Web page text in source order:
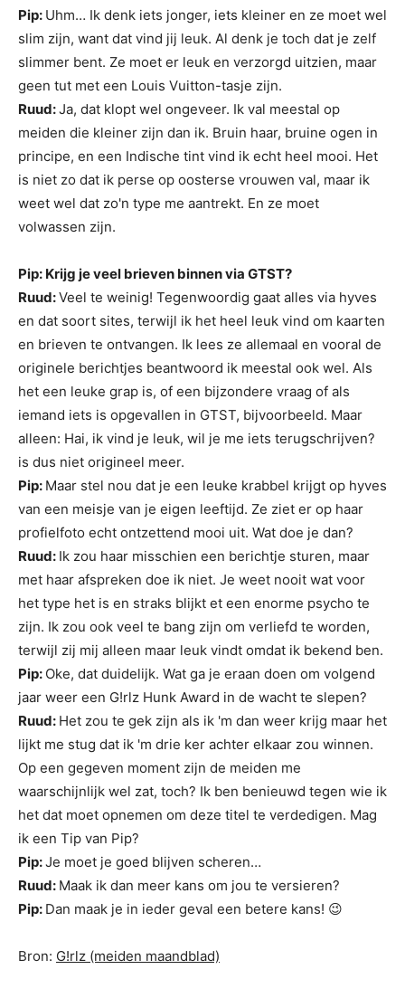
Pip: Uhm… Ik denk iets jonger, iets kleiner en ze moet wel
slim zijn, want dat vind jij leuk. Al denk je toch dat je zelf
slimmer bent. Ze moet er leuk en verzorgd uitzien, maar
geen tut met een Louis Vuitton-tasje zijn.
Ruud:Ja, dat klopt wel ongeveer. Ik val meestal op
meiden die kleiner zijn dan ik. Bruin haar, bruine ogen in
principe, en een Indische tint vind ik echt heel mooi. Het
is niet zo dat ik perse op oosterse vrouwen val, maar ik
weet wel dat zo'n type me aantrekt. En ze moet
volwassen zijn.
Pip: Krijg je veel brieven binnen via GTST?
Ruud:Veel te weinig! Tegenwoordig gaat alles via hyves
en dat soort sites, terwijl ik het heel leuk vind om kaarten
en brieven te ontvangen. Ik lees ze allemaal en vooral de
originele berichtjes beantwoord ik meestal ook wel. Als
het een leuke grap is, of een bijzondere vraag of als
iemand iets is opgevallen in GTST, bijvoorbeeld. Maar
alleen: Hai, ik vind je leuk, wil je me iets terugschrijven?
is dus niet origineel meer.
Pip: Maar stel nou dat je een leuke krabbel krijgt op hyves
van een meisje van je eigen leeftijd. Ze ziet er op haar
profielfoto echt ontzettend mooi uit. Wat doe je dan?
Ruud: Ik zou haar misschien een berichtje sturen, maar
met haar afspreken doe ik niet. Je weet nooit wat voor
het type het is en straks blijkt et een enorme psycho te
zijn. Ik zou ook veel te bang zijn om verliefd te worden,
terwijl zij mij alleen maar leuk vindt omdat ik bekend ben.
Pip: Oke, dat duidelijk. Wat ga je eraan doen om volgend
jaar weer een G!rlz Hunk Award in de wacht te slepen?
Ruud: Het zou te gek zijn als ik 'm dan weer krijg maar het
lijkt me stug dat ik 'm drie ker achter elkaar zou winnen.
Op een gegeven moment zijn de meiden me
waarschijnlijk wel zat, toch? Ik ben benieuwd tegen wie ik
het dat moet opnemen om deze titel te verdedigen. Mag
ik een Tip van Pip?
Pip:Je moet je goed blijven scheren…
Ruud: Maak ik dan meer kans om jou te versieren?
Pip: Dan maak je in ieder geval een betere kans! 😉
Bron: G!rlz (meiden maandblad)